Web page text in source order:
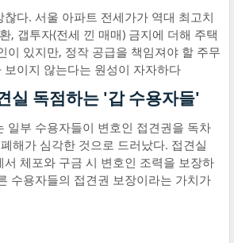
다. 서울 아파트 전세가가 역대 최고치
, 갭투자(전세 낀 매매) 금지에 더해 주택
이 있지만, 정작 공급을 책임져야 할 주무
보이지 않는다는 원성이 자자하다
실 독점하는 '갑 수용자들'
일부 수용자들이 변호인 접견권을 독차
폐해가 심각한 것으로 드러났다. 접견실
체포와 구금 시 변호인 조력을 보장하
수용자들의 접견권 보장이라는 가치가